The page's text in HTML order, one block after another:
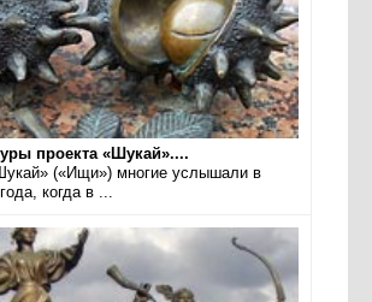
проекта «Шукай»....
(«Ищи») многие услышали в
когда в ...